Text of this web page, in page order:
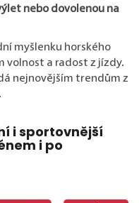
nebo dovolenou na
myšlenku horského
volnost a radost z jízdy.
nejnovějším trendům z
i sportovnější
i po